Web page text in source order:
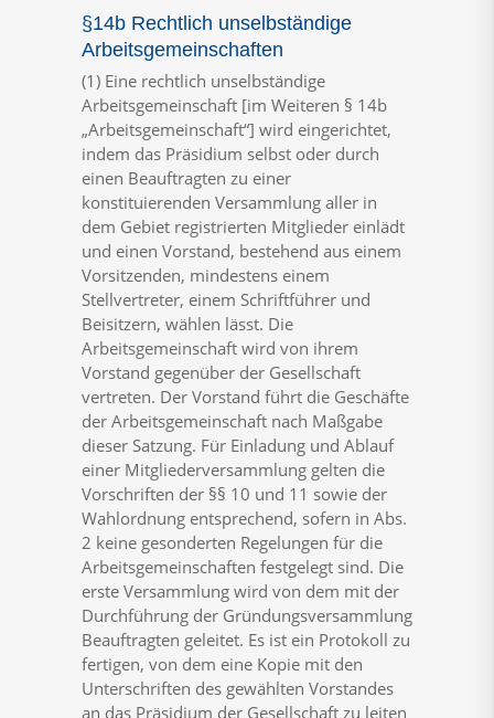
§14b Rechtlich unselbständige
Arbeitsgemeinschaften
(1) Eine rechtlich unselbständige
Arbeitsgemeinschaft [im Weiteren § 14b
„Arbeitsgemeinschaft“] wird eingerichtet,
indem das Präsidium selbst oder durch
einen Beauftragten zu einer
konstituierenden Versammlung aller in
dem Gebiet registrierten Mitglieder einlädt
und einen Vorstand, bestehend aus einem
Vorsitzenden, mindestens einem
Stellvertreter, einem Schriftführer und
Beisitzern, wählen lässt. Die
Arbeitsgemeinschaft wird von ihrem
Vorstand gegenüber der Gesellschaft
vertreten. Der Vorstand führt die Geschäfte
der Arbeitsgemeinschaft nach Maßgabe
dieser Satzung. Für Einladung und Ablauf
einer Mitgliederversammlung gelten die
Vorschriften der §§ 10 und 11 sowie der
Wahlordnung entsprechend, sofern in Abs.
2 keine gesonderten Regelungen für die
Arbeitsgemeinschaften festgelegt sind. Die
erste Versammlung wird von dem mit der
Durchführung der Gründungsversammlung
Beauftragten geleitet. Es ist ein Protokoll zu
fertigen, von dem eine Kopie mit den
Unterschriften des gewählten Vorstandes
an das Präsidium der Gesellschaft zu leiten